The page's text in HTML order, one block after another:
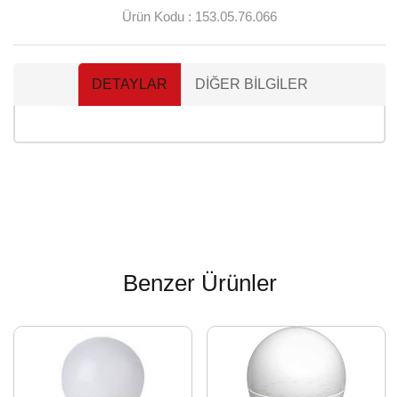
Ürün Kodu : 153.05.76.066
DETAYLAR DIĞER BILGILER
Benzer Ürünler